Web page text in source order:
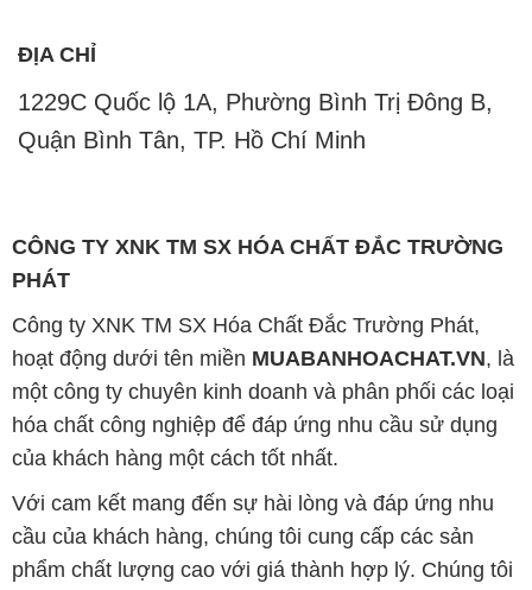
ĐỊA CHỈ
1229C Quốc lộ 1A, Phường Bình Trị Đông B,
Quận Bình Tân, TP. Hồ Chí Minh
CÔNG TY XNK TM SX HÓA CHẤT ĐẮC TRƯỜNG
PHÁT
Công ty XNK TM SX Hóa Chất Đắc Trường Phát,
hoạt động dưới tên miền MUABANHOACHAT.VN, là
một công ty chuyên kinh doanh và phân phối các loại
hóa chất công nghiệp để đáp ứng nhu cầu sử dụng
của khách hàng một cách tốt nhất.
Với cam kết mang đến sự hài lòng và đáp ứng nhu
cầu của khách hàng, chúng tôi cung cấp các sản
phẩm chất lượng cao với giá thành hợp lý. Chúng tôi